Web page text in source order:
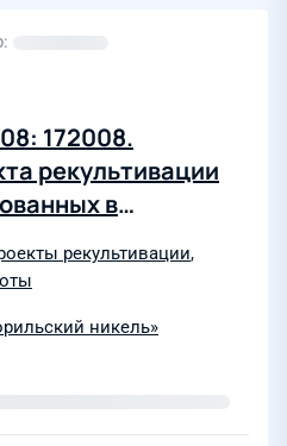
172008.
рекультивации
в
рекультивации,
никель»